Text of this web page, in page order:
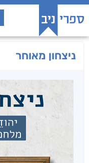
ניצחון מאוחר